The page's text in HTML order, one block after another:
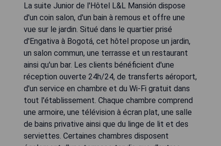
La suite Junior de l'Hôtel L&L Mansión dispose
d'un coin salon, d'un bain à remous et offre une
vue sur le jardin. Situé dans le quartier prisé
d'Engativa à Bogotá, cet hôtel propose un jardin,
un salon commun, une terrasse et un restaurant
ainsi qu'un bar. Les clients bénéficient d'une
réception ouverte 24h/24, de transferts aéroport,
d'un service en chambre et du Wi-Fi gratuit dans
tout l'établissement. Chaque chambre comprend
une armoire, une télévision à écran plat, une salle
de bains privative ainsi que du linge de lit et des
serviettes. Certaines chambres disposent